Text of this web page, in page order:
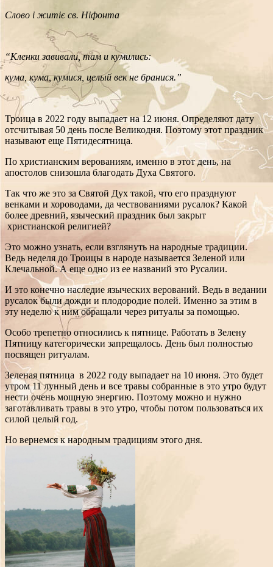
Слово і житіє св. Ніфонта
“Кленки завивали, там и кумились:
кума, кума, кумися, целый век не бранися.”
Троица в 2022 году выпадает на 12 июня. Определяют дату
отсчитывая 50 день после Великодня. Поэтому этот праздник
называют еще Пятидесятница.
По христианским верованиям, именно в этот день, на
апостолов снизошла благодать Духа Святого.
Так что же это за Святой Дух такой, что его празднуют
венками и хороводами, да чествованиями русалок? Какой
более древний, языческий праздник был закрыт
христианской религией?
Это можно узнать, если взглянуть на народные традиции.
Ведь неделя до Троицы в народе называется Зеленой или
Клечальной. А еще одно из ее названий это Русалии.
И это конечно наследие языческих верований. Ведь в ведании
русалок были дожди и плодородие полей. Именно за этим в
эту неделю к ним обращали через ритуалы за помощью.
Особо трепетно относились к пятнице. Работать в Зелену
Пятницу категорически запрещалось. День был полностью
посвящен ритуалам.
Зеленая пятница в 2022 году выпадает на 10 июня. Это будет
утром 11 лунный день и все травы собранные в это утро будут
нести очень мощную энергию. Поэтому можно и нужно
заготавливать травы в это утро, чтобы потом пользоваться их
силой целый год.
Но вернемся к народным традициям этого дня.